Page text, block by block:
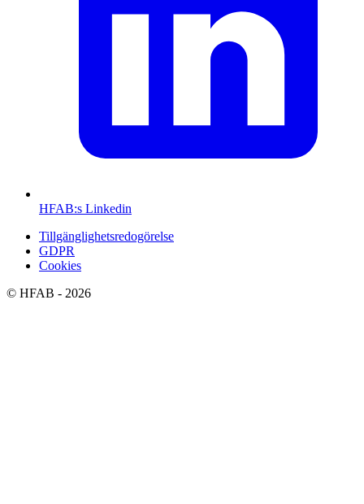
HFAB:s Linkedin
Tillgänglighetsredogörelse
GDPR
Cookies
© HFAB - 2026